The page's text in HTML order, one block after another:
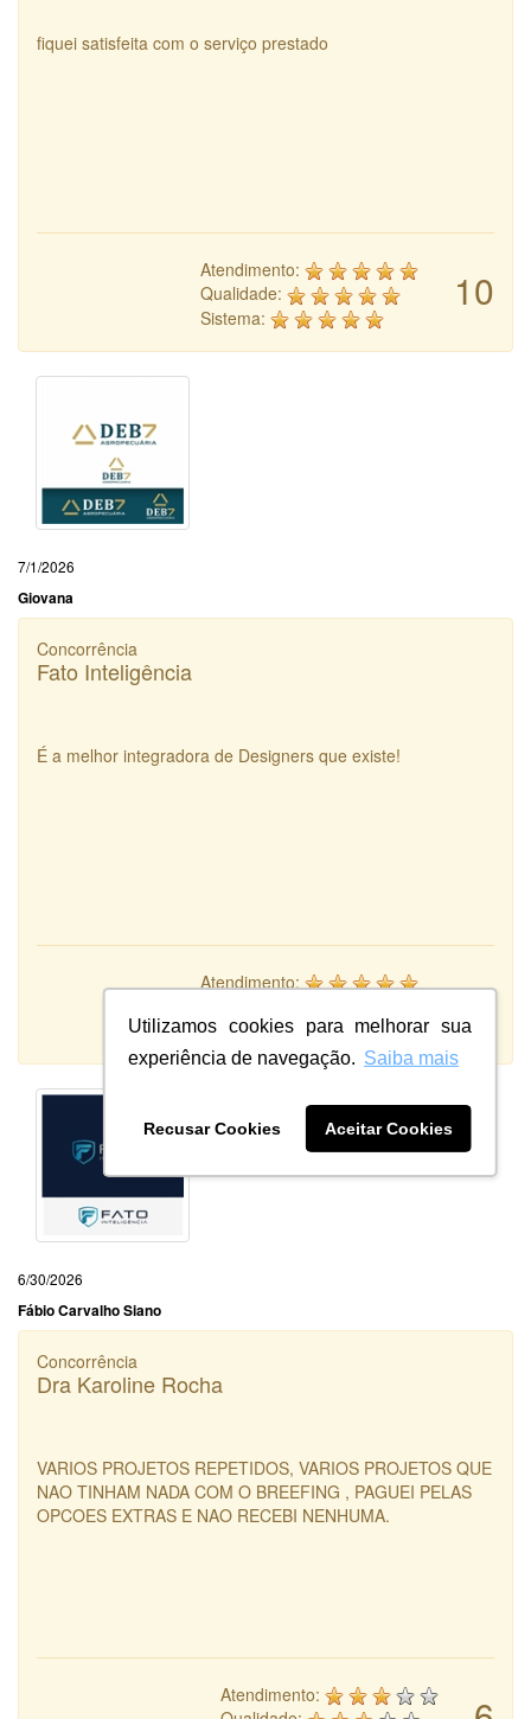
Utilizamos cookies para melhorar sua
experiência de navegação. Saiba mais
Recusar Cookies Aceitar Cookies
fiquei satisfeita com o serviço prestado
10
Atendimento:
Qualidade:
Sistema:
7/1/2026
Giovana
Concorrência
Fato Inteligência
É a melhor integradora de Designers que existe!
10
Atendimento:
Sistema:
6/30/2026
Fábio Carvalho Siano
Concorrência
Dra Karoline Rocha
VARIOS PROJETOS REPETIDOS, VARIOS PROJETOS QUE
NAO TINHAM NADA COM O BREEFING , PAGUEI PELAS
OPCOES EXTRAS E NAO RECEBI NENHUMA.
Atendimento: